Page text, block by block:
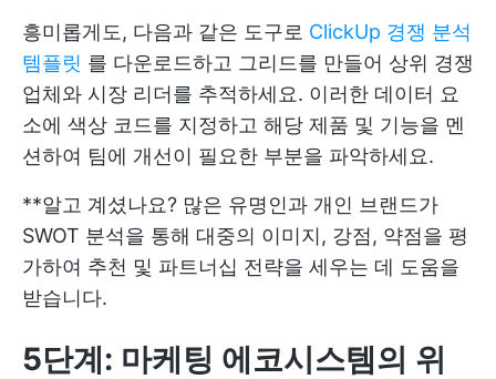
흥미롭게도, 다음과 같은 도구로 ClickUp 경쟁 분석
템플릿 를 다운로드하고 그리드를 만들어 상위 경쟁
업체와 시장 리더를 추적하세요. 이러한 데이터 요
소에 색상 코드를 지정하고 해당 제품 및 기능을 멘
션하여 팀에 개선이 필요한 부분을 파악하세요.
**알고 계셨나요? 많은 유명인과 개인 브랜드가
SWOT 분석을 통해 대중의 이미지, 강점, 약점을 평
가하여 추천 및 파트너십 전략을 세우는 데 도움을
받습니다.
5단계: 마케팅 에코시스템의 위